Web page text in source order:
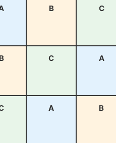
B C
B C A
A B